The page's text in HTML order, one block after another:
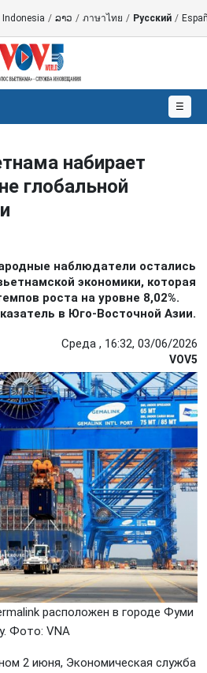
Indonesia / ລາວ / ภาษาไทย / Русский /
☰
набирает
глобальной
наблюдатели остались
экономики, которая
роста на уровне 8,02%.
в Юго-Восточной Азии.
Среда , 16:32, 03/06/2026
VOV5
расположен в городе Фуми
Фото: VNA
2 июня, Экономическая служба